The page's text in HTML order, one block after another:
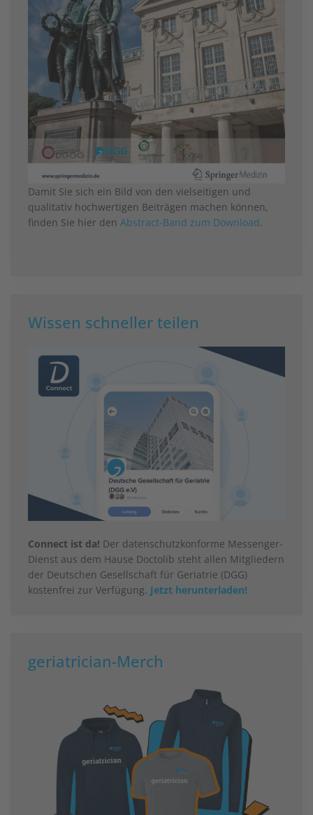
Damit Sie sich ein Bild von den vielseitigen und
qualitativ hochwertigen Beiträgen machen können,
finden Sie hier den Abstract-Band zum Download.
Wissen schneller teilen
Connect ist da! Der datenschutzkonforme Messenger-
Dienst aus dem Hause Doctolib steht allen Mitgliedern
der Deutschen Gesellschaft für Geriatrie (DGG)
kostenfrei zur Verfügung. Jetzt herunterladen!
geriatrician-Merch